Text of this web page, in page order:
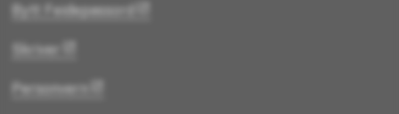
Bytt Feidepassord
Skriver
Personvern